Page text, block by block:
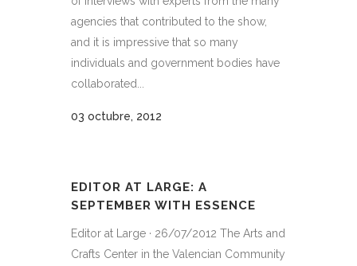
agencies that contributed to the show,
and it is impressive that so many
individuals and government bodies have
collaborated...
03 octubre, 2012
EDITOR AT LARGE: A
SEPTEMBER WITH ESSENCE
Editor at Large · 26/07/2012 The Arts and
Crafts Center in the Valencian Community